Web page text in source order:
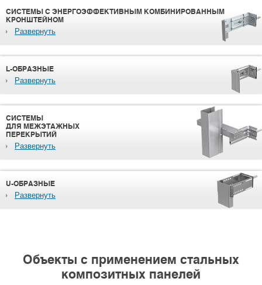
СИСТЕМЫ С ЭНЕРГОЭФФЕКТИВНЫМ КОМБИНИРОВАННЫМ
КРОНШТЕЙНОМ
Развернуть
L-ОБРАЗНЫЕ
Развернуть
СИСТЕМЫ
ДЛЯ МЕЖЭТАЖНЫХ
ПЕРЕКРЫТИЙ
Развернуть
U-ОБРАЗНЫЕ
Развернуть
Объекты c применением стальных
композитных панелей